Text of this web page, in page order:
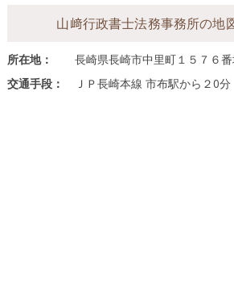
山﨑行政書士法務事務所の地
所在地：
長崎県長崎市中里町１５７６番
交通手段：
ＪＰ長崎本線 市布駅から２0分